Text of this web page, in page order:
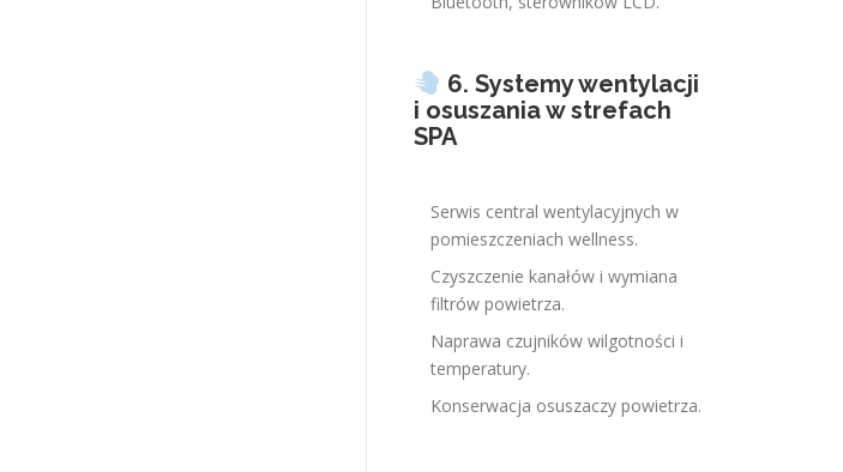
6. Systemy wentylacji
i osuszania w strefach
SPA
Serwis central wentylacyjnych w
pomieszczeniach wellness.
Czyszczenie kanałów i wymiana
filtrów powietrza.
Naprawa czujników wilgotności i
temperatury.
Konserwacja osuszaczy powietrza.